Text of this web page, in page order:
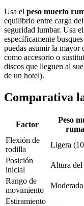
Usa el peso muerto
equilibrio entre carga
seguridad lumbar. Usa el
específicamente
puedas asumir la mayor
como accesorio o
discos que lleguen al
de un hotel).
Comparativa
Factor
Peso
Flexión de
rodilla
Ligera
Posición
inicial
Altura del
Rango de
movimiento
Moderado
Estiramiento